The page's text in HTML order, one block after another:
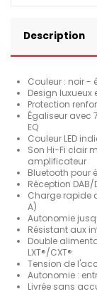
Description
Couleur : noir -
Design
Protection
Égaliseur avec
EQ
Couleur LED
Son Hi-Fi clair
amplificateur
Bluetooth pour
Réception
Charge rapide
A)
Autonomie
Résistant aux
Double
LXT®/CXT®
Tension de
Autonomie :
Livrée sans